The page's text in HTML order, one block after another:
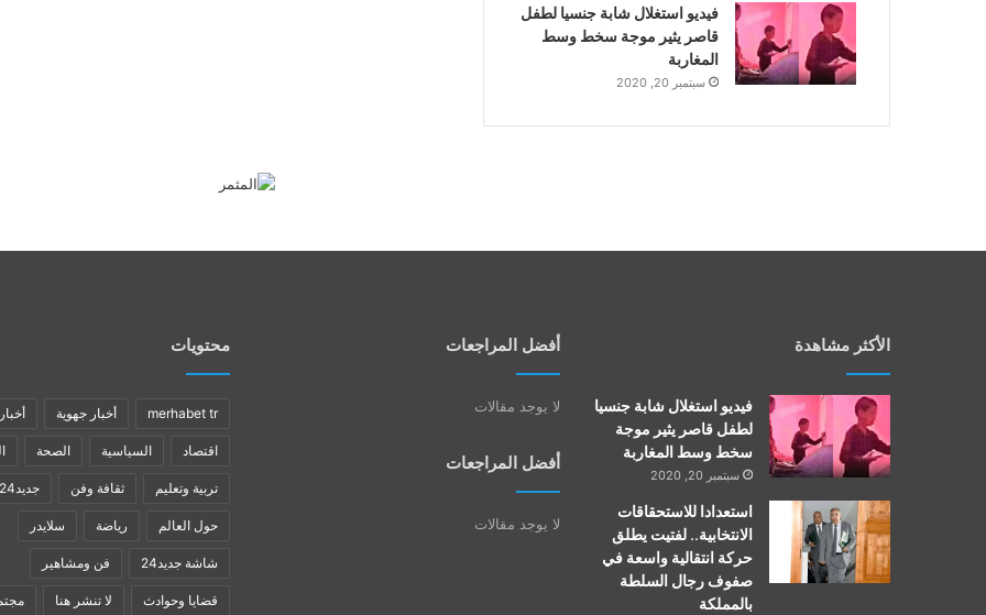
فيديو استغلال شابة جنسيا لطفل
قاصر يثير موجة سخط وسط
المغاربة
سبتمبر 20, 2020
الأكثر مشاهدة
فيديو استغلال شابة جنسيا
لطفل قاصر يثير موجة
سخط وسط المغاربة
سبتمبر 20, 2020
استعدادا للاستحقاقات
الانتخابية.. لفتيت يطلق
حركة انتقالية واسعة في
صفوف رجال السلطة
بالمملكة
أفضل المراجعات
لا يوجد مقالات
أفضل المراجعات
لا يوجد مقالات
محتويات
merhabet tr أخبار جهوية
اقتصاد السياسية الصحة
تربية وتعليم ثقافة وفن جديد24
حول العالم رياضة سلايدر
شاشة جديد24 فن ومشاهير
قضايا وحوادث لا تنشر هنا